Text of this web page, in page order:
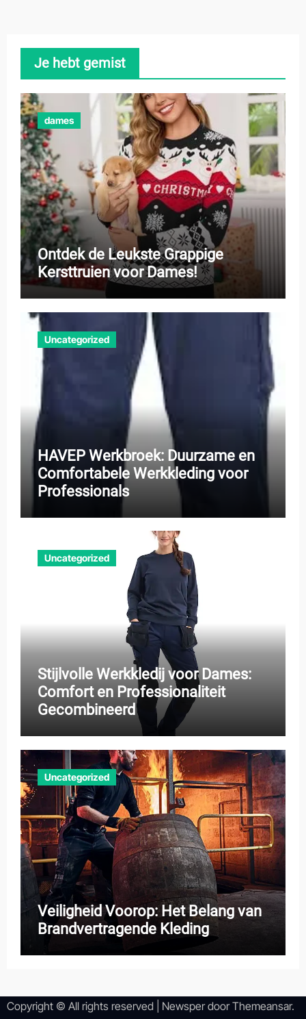
Je hebt gemist
dames
Ontdek de Leukste Grappige
Kersttruien voor Dames!
Uncategorized
HAVEP Werkbroek: Duurzame en
Comfortabele Werkkleding voor
Professionals
Uncategorized
Stijlvolle Werkkledij voor Dames:
Comfort en Professionaliteit
Gecombineerd
Uncategorized
Veiligheid Voorop: Het Belang van
Brandvertragende Kleding
Copyright © All rights reserved NewsperdoorThemeansar.